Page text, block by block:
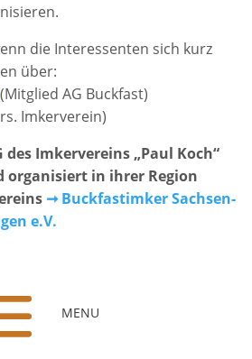
die Interessenten sich kurz
über:
(Mitglied AG Buckfast)
Imkerverein)
des Imkervereins „Paul Koch“
in ihrer Region
➞ Buckfastimker Sachsen-
e.V.